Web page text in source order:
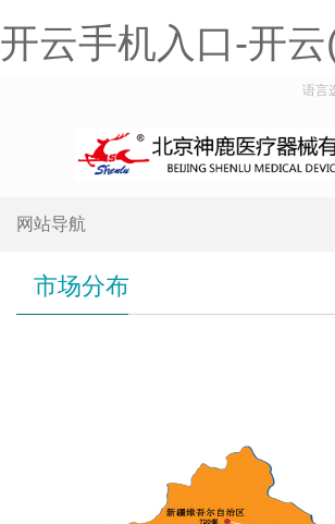
开云手机入口-开
语言
网站导航
市场分布